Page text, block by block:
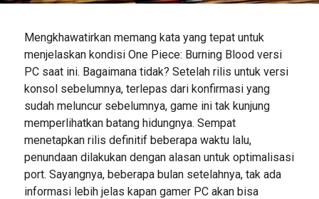
Mengkhawatirkan memang kata yang tepat untuk
menjelaskan kondisi One Piece: Burning Blood versi
PC saat ini. Bagaimana tidak? Setelah rilis untuk versi
konsol sebelumnya, terlepas dari konfirmasi yang
sudah meluncur sebelumnya, game ini tak kunjung
memperlihatkan batang hidungnya. Sempat
menetapkan rilis definitif beberapa waktu lalu,
penundaan dilakukan dengan alasan untuk optimalisasi
port. Sayangnya, beberapa bulan setelahnya, tak ada
informasi lebih jelas kapan gamer PC akan bisa